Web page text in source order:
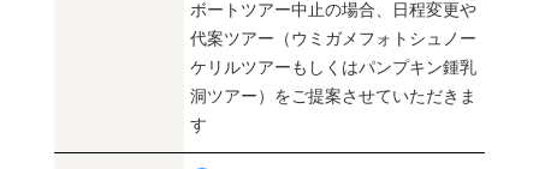
ボートツアー中止の場合、日程変更や
代案ツアー（ウミガメフォトシュノー
ケリルツアーもしくはパンプキン鍾乳
洞ツアー）をご提案させていただきま
す